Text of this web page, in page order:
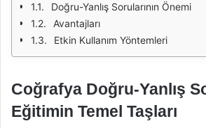
Doğru-Yanlış Sorularının Önemi
Avantajları
Etkin Kullanım Yöntemleri
Coğrafya Doğru-Yanlış
Eğitimin Temel Taşları